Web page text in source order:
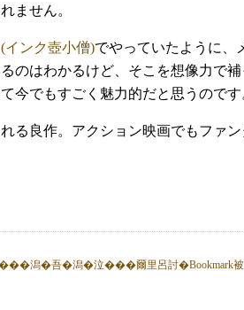
ません。
インク壺小僧)でやっていたように、
のはわかるけど、そこを想像力で
今でもすごく魅力的だと思うのです
る良作。アクション映画でもファ